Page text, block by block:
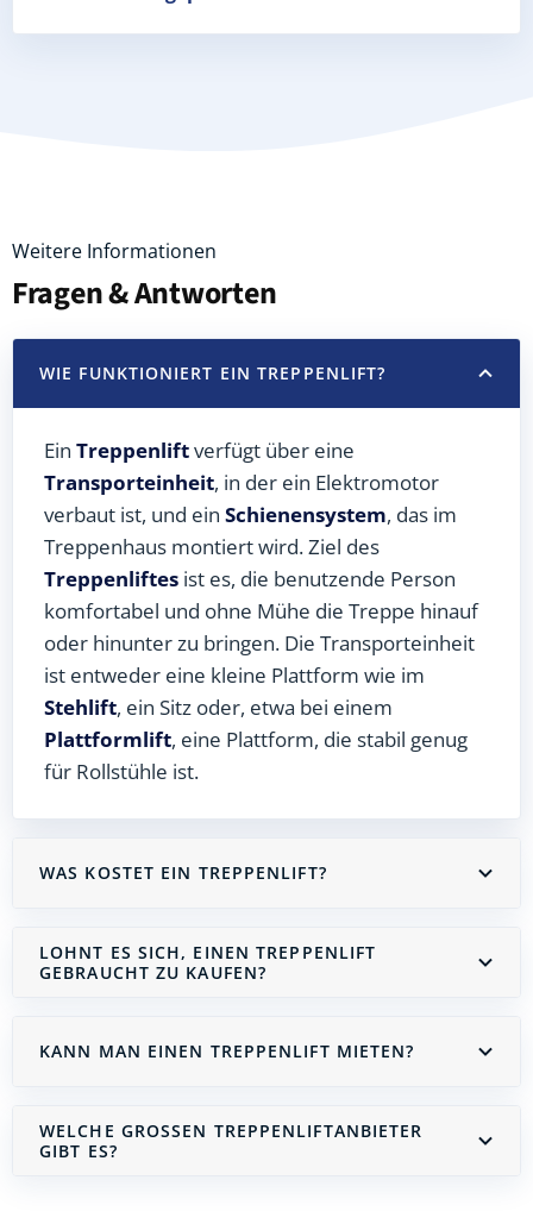
Weitere Informationen
Fragen & Antworten
WIE FUNKTIONIERT EIN TREPPENLIFT?
Ein Treppenliftverfügt über eine
Transporteinheit, in der ein Elektromotor
verbaut ist, und ein Schienensystem, das im
Treppenhaus montiert wird. Ziel des
Treppenliftes ist es, die benutzende Person
komfortabel und ohne Mühe die Treppe hinauf
oder hinunter zu bringen. Die Transporteinheit
ist entweder eine kleine Plattform wie im
Stehlift, ein Sitz oder, etwa bei einem
Plattformlift, eine Plattform, die stabil genug
für Rollstühle ist.
WAS KOSTET EIN TREPPENLIFT?
LOHNT ES SICH, EINEN TREPPENLIFT
GEBRAUCHT ZU KAUFEN?
KANN MAN EINEN TREPPENLIFT MIETEN?
WELCHE GROSSEN TREPPENLIFTANBIETER G
IBT ES?